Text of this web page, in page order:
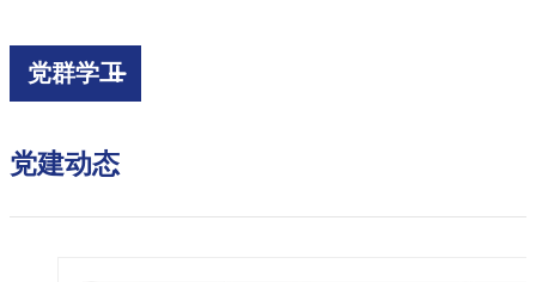
党群学工
党建动态